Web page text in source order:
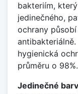
bakteriím,
jedinečného,
ochrany působí
hygienická
průměru o 98%.
Jedinečné